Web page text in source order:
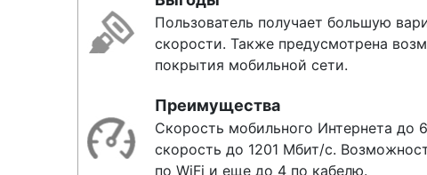
Пользователь получает большую
скорости. Также предусмотрена
покрытия мобильной сети.
Преимущества
Скорость мобильного Интернета до
скорость до 1201 Мбит/с.
по WiFi и еще до 4 по кабелю.